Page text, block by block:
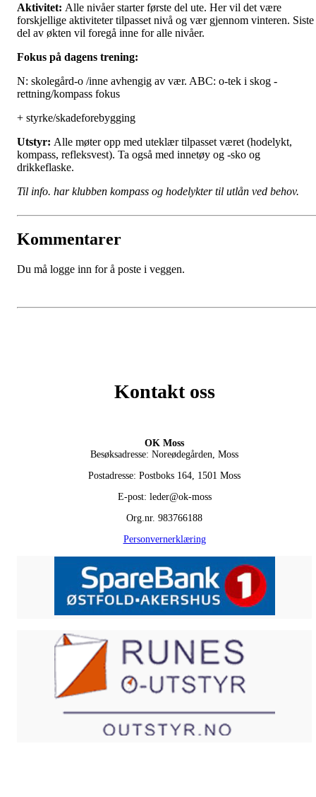
Aktivitet: Alle nivåer starter første del ute. Her vil det være
forskjellige aktiviteter tilpasset nivå og vær gjennom vinteren. Siste
del av økten vil foregå inne for alle nivåer.
Fokus på dagens trening:
N: skolegård-o /inne avhengig av vær. ABC: o-tek i skog -
rettning/kompass fokus
+ styrke/skadeforebygging
Utstyr: Alle møter opp med uteklær tilpasset været (hodelykt,
kompass, refleksvest). Ta også med innetøy og -sko og
drikkeflaske.
Til info. har klubben kompass og hodelykter til utlån ved behov.
Kommentarer
Du må logge inn for å poste i veggen.
Kontakt oss
OK Moss
Besøksadresse: Noreødegården, Moss
Postadresse: Postboks 164, 1501 Moss
E-post: leder@ok-moss
Org.nr. 983766188
Personvernerklæring